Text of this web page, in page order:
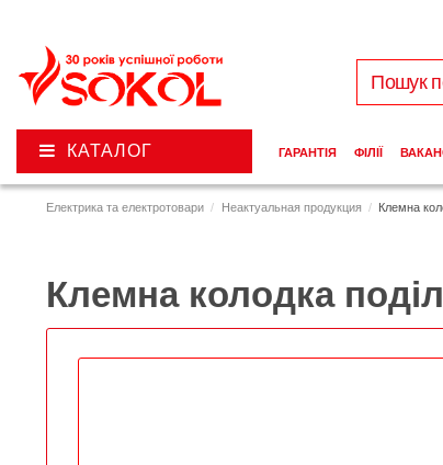
Електрика та електротовари Неактуальная продукция Клемна
Клемна колодка
КАТАЛОГ ГАРАНТІЯ ФІЛІЇ